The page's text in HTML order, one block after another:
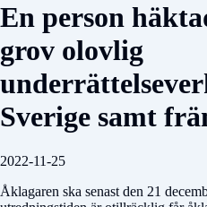
En person
grov olovlig
Sverige samt
2022-11-25
Åklagaren ska senast den 21